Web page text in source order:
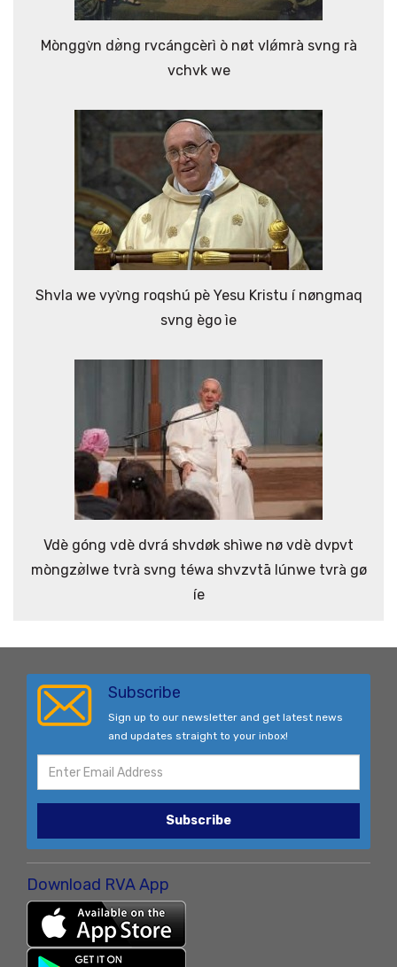
Mònggv̀n dø̀ng rvcángcèrì ò nøt vlǿmrà svng rà
vchvk we
Shvla we vyv̀ng roqshú pè Yesu Kristu í nøngmaq
svng ègo ìe
Vdè góng vdè dvrá shvdøk shìwe nø vdè dvpvt
mòngzø̀lwe tvrà svng téwa shvzvtā lúnwe tvrà gø
íe
Subscribe
Sign up to our newsletter and get latest news
and updates straight to your inbox!
Subscribe
Download RVA App